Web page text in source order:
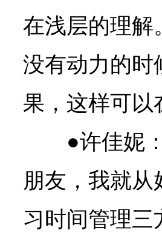
在浅层的理解
没有动力的时
果，这样可以
●许佳妮：
朋友，我就
习时间管理三